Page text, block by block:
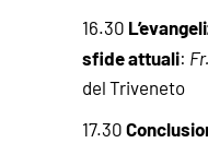
16.30
sfide attuali:
del Triveneto
17.30